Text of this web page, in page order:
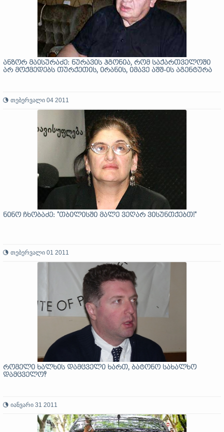
ანზორ მაისურაძე: ნურავის ჰგონია, რომ საქართველოში
არ მოქმედებს თურქეთის, ირანის, იმავე აშშ-ის აგენტურა
თებერვალი 04 2011
ნინო ჩხობაძე: "თბილისში მალე ვეღარ ვისუნთქებთ!"
თებერვალი 01 2011
რომელი ხალხის დამცველი ხართ, ბატონო სახალხო
დამცველო?
იანვარი 31 2011